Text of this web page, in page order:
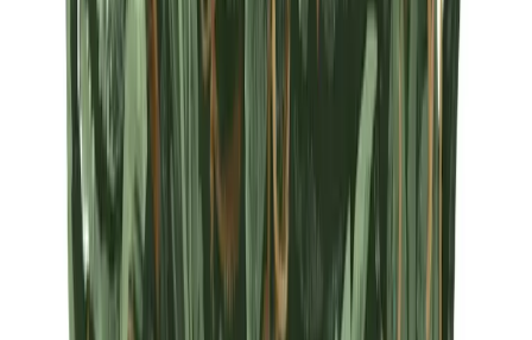
Sativa Strains Indica Strains Hybrid Strains
Standorte